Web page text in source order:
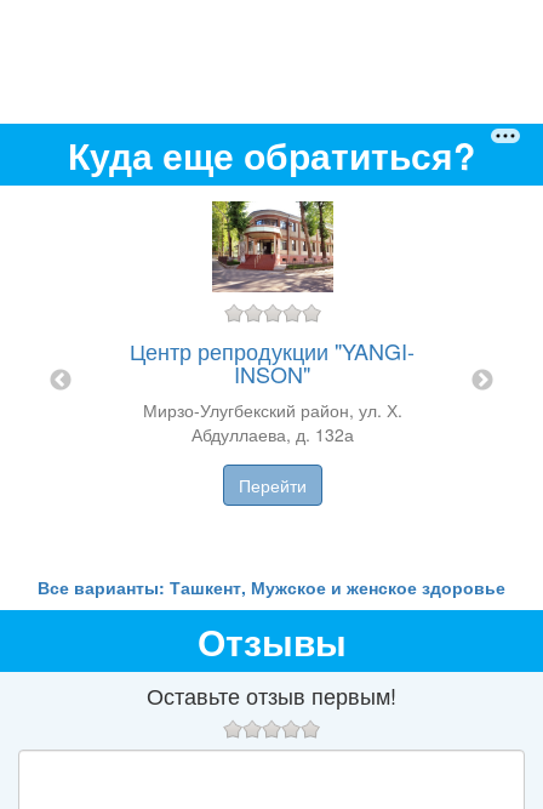
Куда еще обратиться?
д. Центр репродукции "YANGI-
INSON"
Мирзо-Улугбекский район, ул. Х.
Абдуллаева, д. 132а
Перейти
Все варианты: Ташкент, Мужское и женское здоровье
Отзывы
Оставьте отзыв первым!